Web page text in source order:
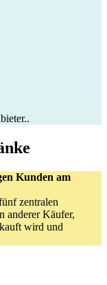
Kunden am
zentralen
anderer Käufer,
wird und